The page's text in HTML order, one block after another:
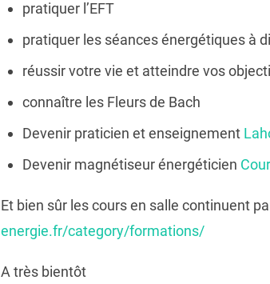
pratiquer l’EFT
pratiquer les séances énergétiques à
réussir votre vie et atteindre vos
connaître les Fleurs de Bach
Devenir praticien et enseignement
Devenir magnétiseur énergéticien
Et bien sûr les cours en salle continuent
energie.fr/category/formations/
A très bientôt